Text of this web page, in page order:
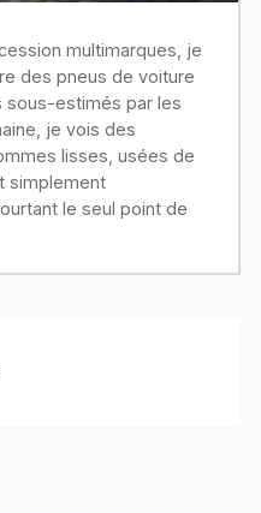
multimarques, je
des pneus de voiture
sous-estimés par les
je vois des
lisses, usées de
simplement
le seul point de